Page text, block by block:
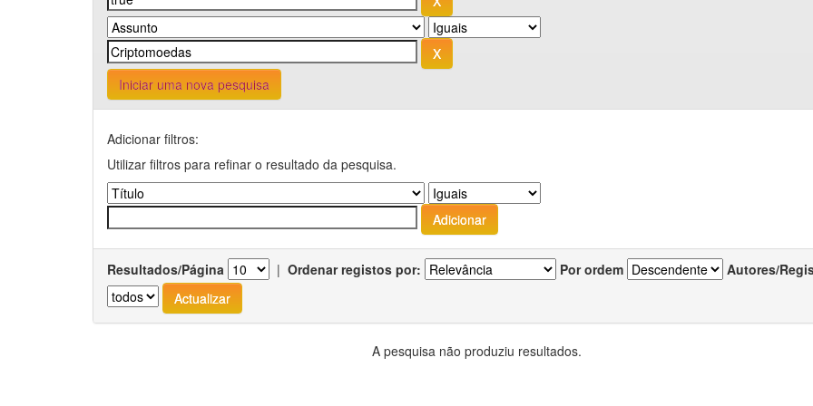
Iniciar uma nova pesquisa
Adicionar filtros:
Utilizar filtros para refinar o resultado da pesquisa.
Resultados/Página | Ordenar registos por: Por ordem Autores/
A pesquisa não produziu resultados.